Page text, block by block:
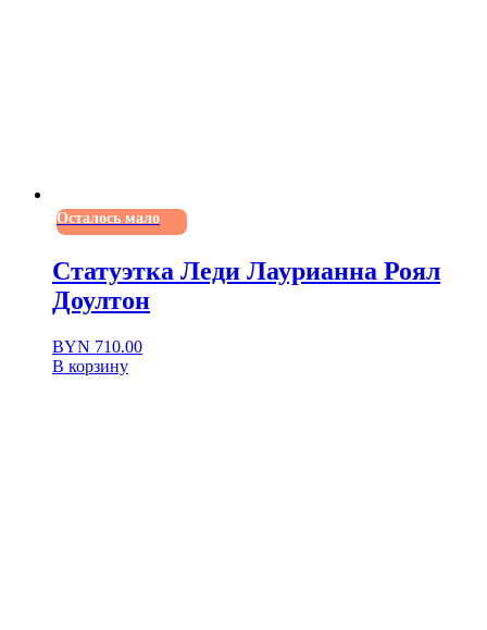
Осталось мало
Статуэтка Леди Лаурианна Роял
Доултон
BYN 710.00
В корзину